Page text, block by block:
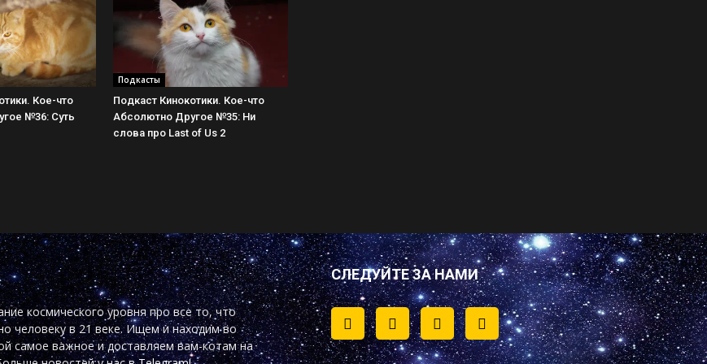
Кое-что
№36: Суть
Подкасты
Подкаст Кинокотики. Кое-что
Абсолютно Другое №35: Ни
слова про Last of Us 2
космического уровня про все то, что
человеку в 21 веке. Ищем и находим во
самое важное и доставляем вам-котам на
СЛЕДУЙТЕ ЗА НАМИ